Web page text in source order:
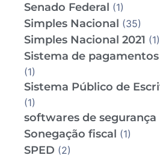
Senado Federal (1)
Simples Nacional (35)
Simples Nacional 2021 (1)
Sistema de
(1)
Sistema Público de
(1)
softwares de segurança
Sonegação fiscal (1)
SPED (2)